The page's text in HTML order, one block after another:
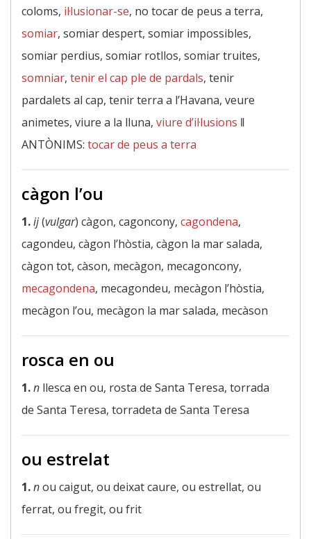
coloms, il·lusionar-se, no tocar de peus a terra,
somiar, somiar despert, somiar impossibles,
somiar perdius, somiar rotllos, somiar truites,
somniar, tenir el cap ple de pardals, tenir
pardalets al cap, tenir terra a l’Havana, veure
animetes, viure a la lluna, viure d’il·lusions ‖
ANTÒNIMS: tocar de peus a terra
càgon l’ou
1.ij(vulgar) càgon, cagoncony, cagondena,
cagondeu, càgon l’hòstia, càgon la mar salada,
càgon tot, càson, mecàgon, mecagoncony,
mecagondena, mecagondeu, mecàgon l’hòstia,
mecàgon l’ou, mecàgon la mar salada, mecàson
rosca en ou
1.n llesca en ou, rosta de Santa Teresa, torrada
de Santa Teresa, torradeta de Santa Teresa
ou estrelat
1.nou caigut, ou deixat caure, ou estrellat, ou
ferrat, ou fregit, ou frit